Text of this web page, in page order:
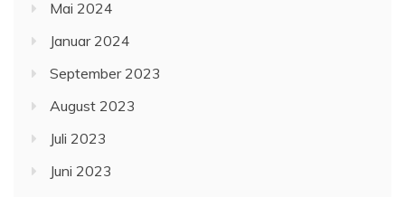
Mai 2024
Januar 2024
September 2023
August 2023
Juli 2023
Juni 2023